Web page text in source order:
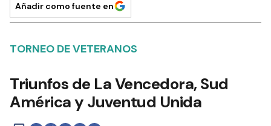
Añadir como fuente en
TORNEO DE VETERANOS
Triunfos de La Vencedora, Sud
América y Juventud Unida